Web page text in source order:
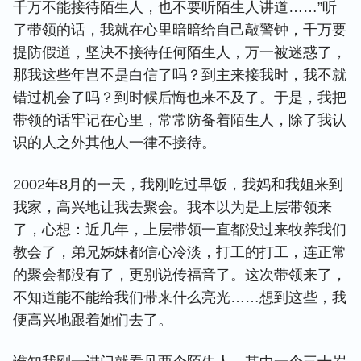
千万不能接待陌生人，也不要听陌生人讲道……”听
了带领的话，我就在心里暗暗给自己敲警钟，千万要
提防假道，坚决不接待任何陌生人，万一被迷惑了，
那我这些年岂不是白信了吗？到主来接我时，我不就
错过机会了吗？到时候后悔也来不及了。于是，我把
带领的话牢记在心里，常常防备着陌生人，除了我认
识的人之外其他人一律不接待。
2002年8月的一天，我刚吃过早饭，我妈和我姐来到
我家，高兴地让我去聚会。我本以为是上层带领来
了，心想：近几年，上层带领一直都没过来牧养我们
教会了，弟兄姊妹都信心冷淡，打工的打工，连正常
的聚会都没有了，更别说传福音了。这次带领来了，
不知道能不能给我们带来什么亮光……想到这些，我
便高兴地跟着她们去了。